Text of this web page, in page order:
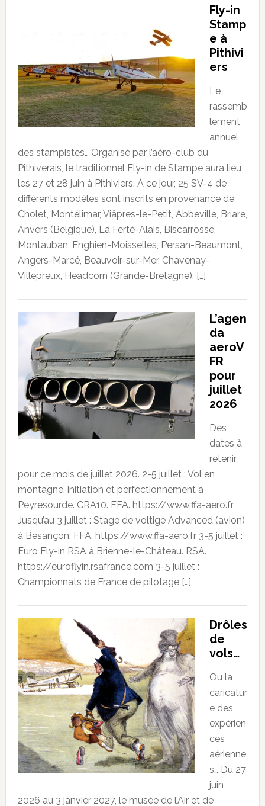
Fly-in
Stamp
e à
Pithivi
ers
Le
rassemb
lement
annuel
des stampistes… Organisé par l’aéro-club du
Pithiverais, le traditionnel Fly-in de Stampe aura lieu
les 27 et 28 juin à Pithiviers. À ce jour, 25 SV-4 de
différents modèles sont inscrits en provenance de
Cholet, Montélimar, Viâpres-le-Petit, Abbeville, Briare,
Anvers (Belgique), La Ferté-Alais, Biscarrosse,
Montauban, Enghien-Moisselles, Persan-Beaumont,
Angers-Marcé, Beauvoir-sur-Mer, Chavenay-
Villepreux, Headcorn (Grande-Bretagne), […]
L’agen
da
aeroV
FR
pour
juillet
2026
Des
dates à
retenir
pour ce mois de juillet 2026. 2-5 juillet : Vol en
montagne, initiation et perfectionnement à
Peyresourde. CRA10. FFA. https://www.ffa-aero.fr
Jusqu’au 3 juillet : Stage de voltige Advanced (avion)
à Besançon. FFA. https://www.ffa-aero.fr 3-5 juillet :
Euro Fly-in RSA à Brienne-le-Château. RSA.
https://euroflyin.rsafrance.com 3-5 juillet :
Championnats de France de pilotage […]
Drôles
de
vols…
Ou la
caricatur
e des
expérien
ces
aérienne
s… Du 27
juin
2026 au 3 janvier 2027, le musée de l’Air et de